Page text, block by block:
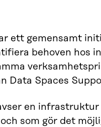
ett gemensamt
behoven hos
Data Spaces
en infrastruktur
som gör det